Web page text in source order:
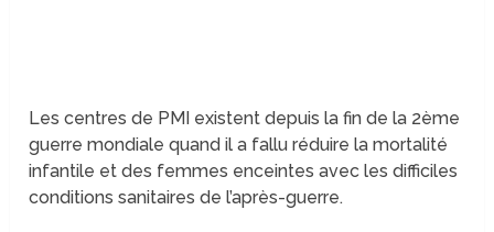
Les centres de PMI existent depuis la fin de la 2ème
guerre mondiale quand il a fallu réduire la mortalité
infantile et des femmes enceintes avec les difficiles
conditions sanitaires de l’après-guerre.